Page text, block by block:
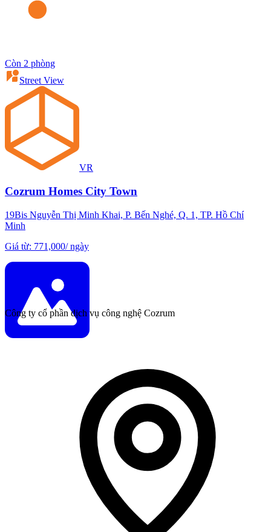
Còn 2 phòng
Street View
VR
Cozrum Homes City Town
19Bis Nguyễn Thị Minh Khai, P. Bến Nghé, Q. 1, TP. Hồ Chí
Minh
Giá từ: 771,000/ngày
Công ty cổ phần dịch vụ công nghệ Cozrum